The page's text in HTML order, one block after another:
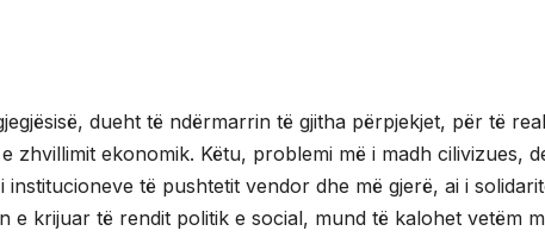
dueht të ndërmarrin të gjitha përpjekjet, për të
zhvillimit ekonomik. Këtu, problemi më i madh cilivizues,
të pushtetit vendor dhe më gjerë, ai i
e krijuar të rendit politik e social, mund të kalohet vetëm